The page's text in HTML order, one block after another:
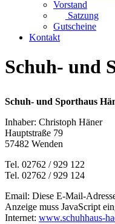
Vorstand
Satzung
Gutscheine
Kontakt
Schuh- und
Schuh- und Sporthaus
Inhaber: Christoph Häner
Hauptstraße 79
57482 Wenden
Tel. 02762 / 929 122
Tel. 02762 / 929 124
Email: Diese E-Mail-
Anzeige muss JavaScript
Internet: www.schuhhaus-